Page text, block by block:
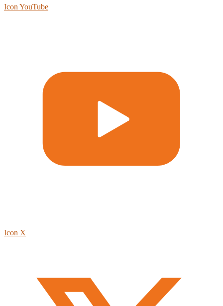
Icon YouTube
Icon X